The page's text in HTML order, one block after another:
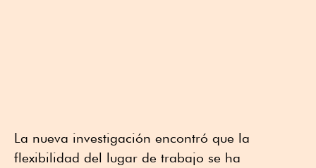
La nueva investigación encontró que la
flexibilidad del lugar de trabajo se ha